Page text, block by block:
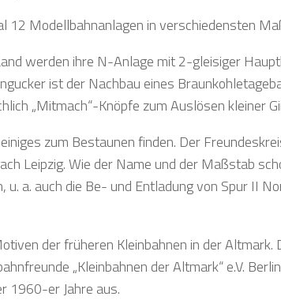
12 Modellbahnanlagen in verschiedensten
werden ihre N-Anlage mit 2-gleisiger
ist der Nachbau eines
„Mitmach“-Knöpfe zum Auslösen kleiner
zum Bestaunen finden. Der
Leipzig. Wie der Name und der Maßstab
u. a. auch die Be- und Entladung von Spur II
der früheren Kleinbahnen in der
„Kleinbahnen der Altmark“ e.V.
1960-er Jahre aus.